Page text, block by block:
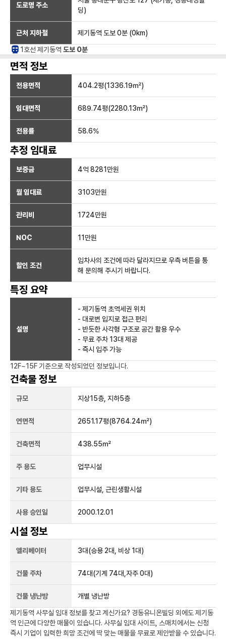
도로명 주소
딩)
근처 지하철 제기동역 도보 0분 (0km)
1호선 제기동역 도보 0분
면적 정보
전용면적 404.2평(1336.19㎡)
임대면적 689.74평(2280.13㎡)
전용률 58.6%
추정 임대료
보증금 4억 8281만원
월 임대료 3103만원
관리비 1724만원
NOC 11만원
할인 조건
임차사의 조건에 따라 달라지므로 우측 버튼을 통
해 문의해 주시기 바랍니다.
특징 요약
설명
- 제기동역 초역세권 위치
- 대로변 입지로 접근 편리
- 반듯한 사각형 구조로 공간 활용 우수
- 무료 주차 13대 제공
- 즉시 입주 가능
12F~15F 기준으로 작성되었던 정보입니다.
건축물 정보
규모 지상15층, 지하5층
연면적 2651.17평(8764.24㎡)
건축면적 438.55㎡
주 용도 업무시설
기타 용도 업무시설, 근린생활시설
사용 승인일 2000.12.01
시설 정보
엘리베이터 3대(승용 2대, 비상 1대)
건물 주차 74대(기계 74대,자주 0대)
건물 냉난방 개별 냉난방
제기동역 사무실 임대 정보를 찾고 계신가요? 경동유니온빌딩 외에도 제기동
역 인근에 다양한 매물이 있습니다. 사무실 임대 사이트, 스매치에서는 신청
즉시 기업이 입력한 희망 조건에 딱 맞는 매물을 무료로 제안받을 수 있습니다.